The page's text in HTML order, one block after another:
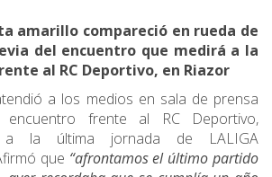
amarillo compareció en rueda de
del encuentro que medirá a la
al RC Deportivo, en Riazor
a los medios en sala de prensa
frente al RC Deportivo,
a la última jornada de LALIGA
que “afrontamos el último partido